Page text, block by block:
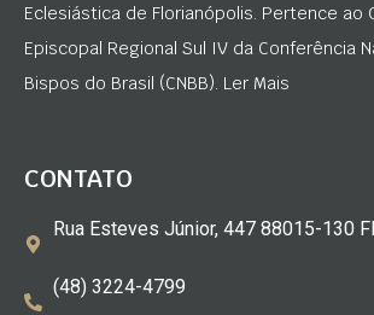
Eclesiástica de Florianópolis. Pertence ao
Episcopal Regional Sul IV da Conferência
Bispos do Brasil (CNBB). Ler Mais
CONTATO
Rua Esteves Júnior, 447 88015-130
(48) 3224-4799